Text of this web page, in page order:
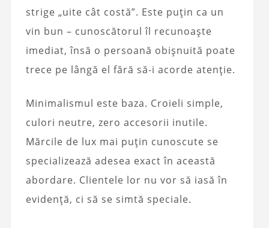
strige „uite cât costă”. Este puțin ca un
vin bun – cunoscătorul îl recunoaște
imediat, însă o persoană obișnuită poate
trece pe lângă el fără să-i acorde atenție.
Minimalismul este baza. Croieli simple,
culori neutre, zero accesorii inutile.
Mărcile de lux mai puțin cunoscute se
specializează adesea exact în această
abordare. Clientele lor nu vor să iasă în
evidență, ci să se simtă speciale.